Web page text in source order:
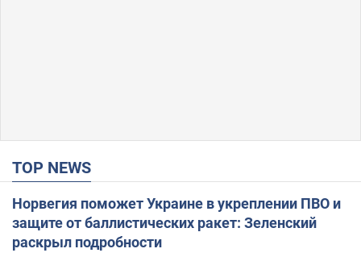
TOP NEWS
Норвегия поможет Украине в укреплении ПВО и
защите от баллистических ракет: Зеленский
раскрыл подробности